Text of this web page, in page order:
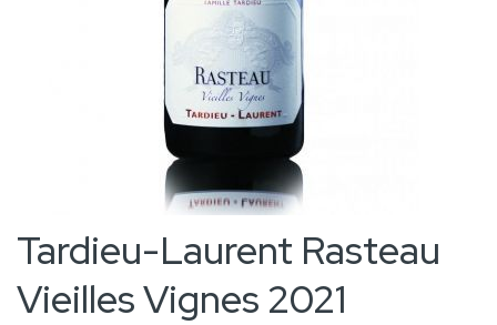
to
the
Tardieu-Laurent Rasteau
Vieilles Vignes 2021